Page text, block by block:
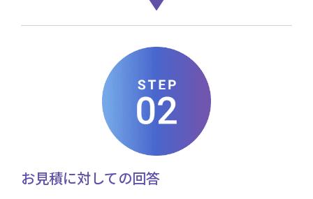
お見積に対しての回答